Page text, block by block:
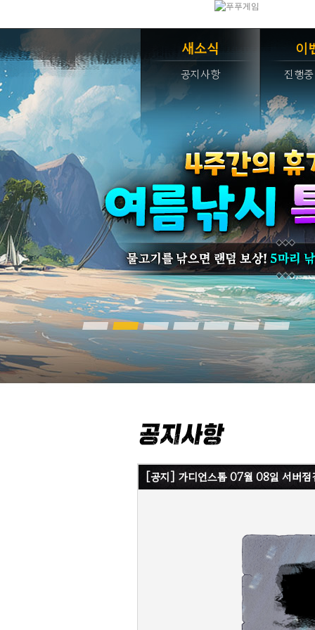
새소식
공지사항
이
진행
[공지] 가디언스톰 07월 08일 서버점